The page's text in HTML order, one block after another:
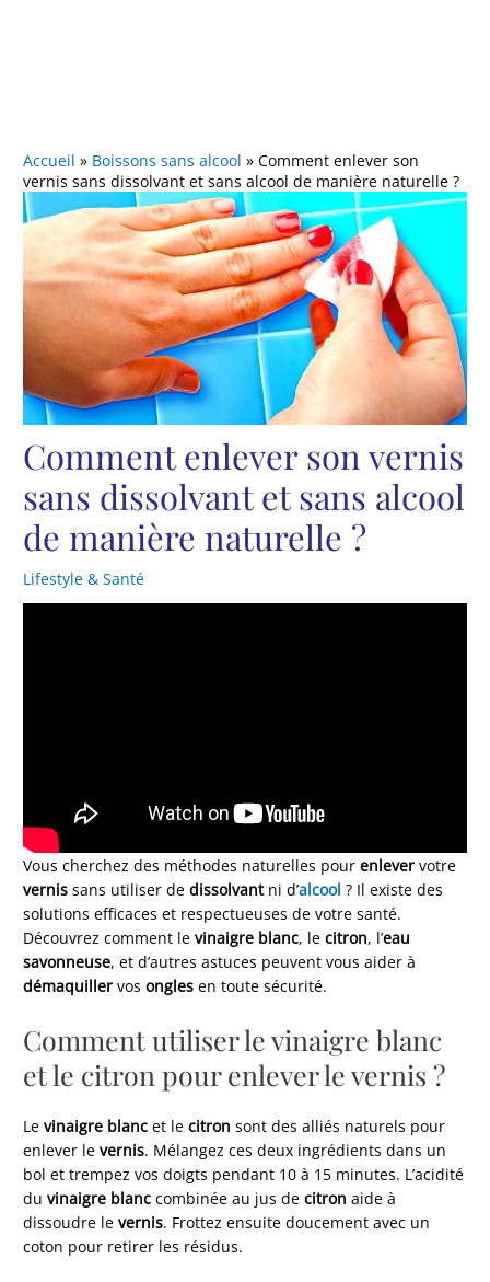
Accueil » Boissons sans alcool »Comment enlever son
vernis sans dissolvant et sans alcool de manière naturelle ?
Comment enlever son vernis
sans dissolvant et sans alcool
de manière naturelle ?
Lifestyle & Santé
Vous cherchez des méthodes naturelles pourenlever votre
vernis sans utiliser dedissolvantni d’alcool ? Il existe des
solutions efficaces et respectueuses de votre santé.
Découvrez comment levinaigre blanc, lecitron, l’eau
savonneuse, et d’autres astuces peuvent vous aider à
démaquiller vosongles en toute sécurité.
Comment utiliser le vinaigre blanc
et le citron pour enlever le vernis ?
Levinaigre blanc et lecitron sont des alliés naturels pour
enlever levernis. Mélangez ces deux ingrédients dans un
bol et trempez vos doigts pendant 10 à 15 minutes. L’acidité
duvinaigre blanc combinée au jus decitron aide à
dissoudre levernis. Frottez ensuite doucement avec un
coton pour retirer les résidus.